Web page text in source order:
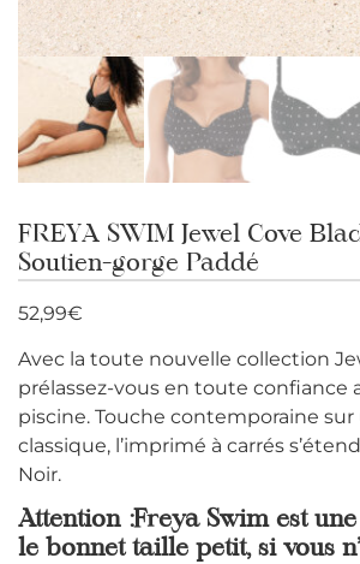
FREYA SWIM Jewel Cove
Soutien-gorge Paddé
52,99€
Avec la toute nouvelle collection
prélassez-vous en toute confiance
piscine. Touche contemporaine
classique, l’imprimé à carrés
Noir.
Attention :Freya Swim est
le bonnet taille petit, si vous